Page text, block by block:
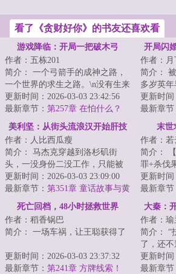
看了《贪财好你》的书友还喜欢看
游戏降临：开局一把破木弓
作者：五栋201
简介： 一个弓箭手的成神之路，
一个世界的求生之路。\n没有生来
的无敌，只有在挣扎中的成长。
<...
更新时间：2026-03-03 23:42:56
最新章节： 第257章 在怕什么？
开局闪
作者：
简介：
多岁英年
她才知
生，只是
更新时间
最新章节
美利坚：从街头流浪汉开始肝技
能
作者：人比西瓜瘦
简介： 马杰克穿越到洛杉矶街
头，一没身份二没工作，只能被
迫成为一名拾荒者。
更新时间：2026-03-03 23:09:00
最新章节： 第351章 童话故事与黄
毛辣妹
末世
作者：
简介：
罪+杀伐
文】。
更新时间
最新章节
死亡回档，48小时拯救世界
作者：稻香锅巴
简介： 一场车祸，让王聪获得了
“死亡回档”的能力！?\n正当他
准...
更新时间：2026-03-03 23:37:32
最新章节： 第241章 方牌线索！
大秦：
作者：瑜
简介： “
了，还不
“等秦始
更新时间
最新章节